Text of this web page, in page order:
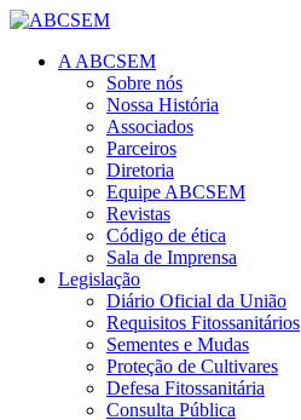
A ABCSEM
Sobre nós
Nossa História
Associados
Parceiros
Diretoria
Equipe ABCSEM
Revistas
Código de ética
Sala de Imprensa
Legislação
Diário Oficial da União
Requisitos Fitossanitários
Sementes e Mudas
Proteção de Cultivares
Defesa Fitossanitária
Consulta Pública